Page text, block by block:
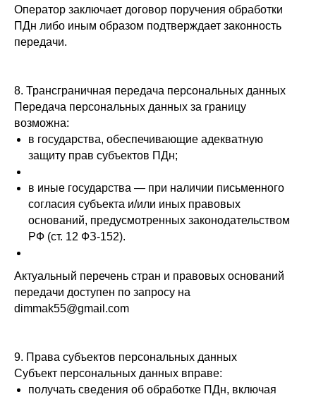
Оператор заключает договор поручения обработки
ПДн либо иным образом подтверждает законность
передачи.
8. Трансграничная передача персональных данных
Передача персональных данных за границу
возможна:
в государства, обеспечивающие адекватную
защиту прав субъектов ПДн;
в иные государства — при наличии письменного
согласия субъекта и/или иных правовых
оснований, предусмотренных законодательством
РФ (ст. 12 ФЗ-152).
Актуальный перечень стран и правовых оснований
передачи доступен по запросу на
dimmak55@gmail.com
9. Права субъектов персональных данных
Субъект персональных данных вправе:
получать сведения об обработке ПДн, включая